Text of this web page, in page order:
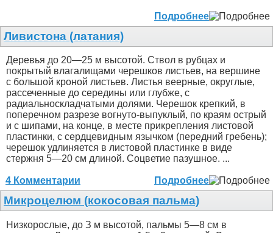
Подробнее
Ливистона (латания)
Деревья до 20—25 м высотой. Ствол в рубцах и
покрытый влагалищами черешков листьев, на вершине
с большой кроной листьев. Листья веерные, округлые,
рассеченные до середины или глубже, с
радиальноскладчатыми долями. Черешок крепкий, в
поперечном разрезе вогнуто-выпуклый, по краям острый
и с шипами, на конце, в месте прикрепления листовой
пластинки, с сердцевидным язычком (передний гребень);
черешок удлиняется в листовой пластинке в виде
стержня 5—20 см длиной. Соцветие пазушное. ...
4 Комментарии Подробнее
Микроцелюм (кокосовая пальма)
Низкорослые, до З м высотой, пальмы 5—8 см в